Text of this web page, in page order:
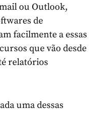
ou Outlook,
de
facilmente a essas
que vão desde
relatórios
uma dessas